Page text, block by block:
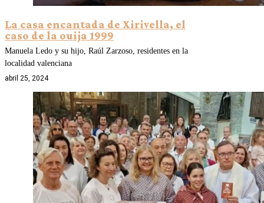
La casa encantada de Xirivella, el
caso de la ouija 1999
Manuela Ledo y su hijo, Raúl Zarzoso, residentes en la
localidad valenciana
abril 25, 2024